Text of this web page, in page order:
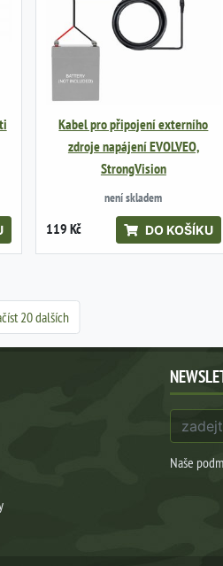
Kabel pro připojení externího
zdroje napájení EVOLVEO,
StrongVision
není skladem
119 Kč DO KOŠÍKU
20 dalších
Naše